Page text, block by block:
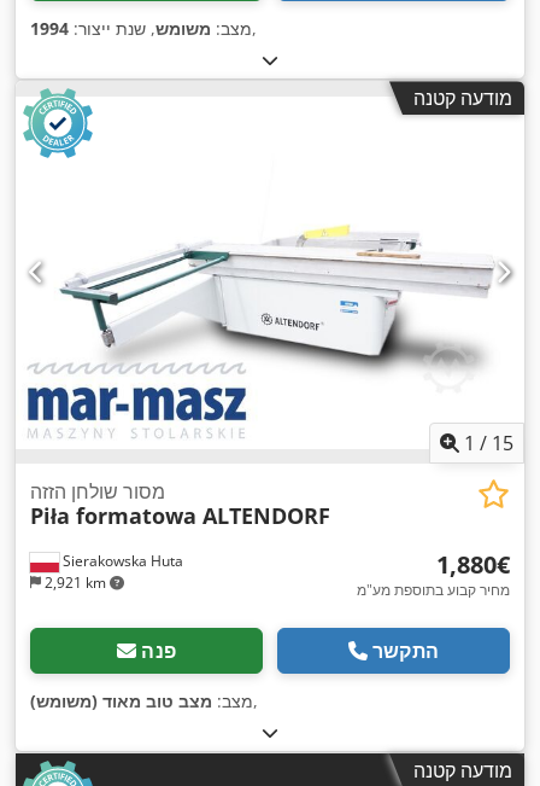
מצב: משומש, שנת ייצור: 1994 ,
מודעה קטנה
1 / 15
Sierakowska Huta
2,921 km
מסור שולחן הזזה
Piła formatowa ALTENDORF
‏1,880 ‏€
מחיר קבוע בתוספת מע"מ
פנה התקשר
מצב: מצב טוב מאוד (משומש) ,
מודעה קטנה